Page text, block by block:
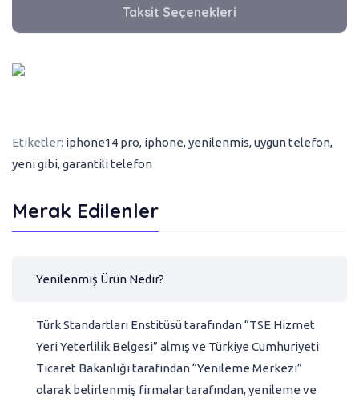
Taksit Seçenekleri
Etiketler: iphone14 pro, iphone,yenilenmis,uygun telefon,
yeni gibi,garantili telefon
Merak Edilenler
Yenilenmiş Ürün Nedir?
Türk Standartları Enstitüsü tarafından “TSE Hizmet
Yeri Yeterlilik Belgesi” almış ve Türkiye Cumhuriyeti
Ticaret Bakanlığı tarafından “Yenileme Merkezi”
olarak belirlenmiş firmalar tarafından, yenileme ve